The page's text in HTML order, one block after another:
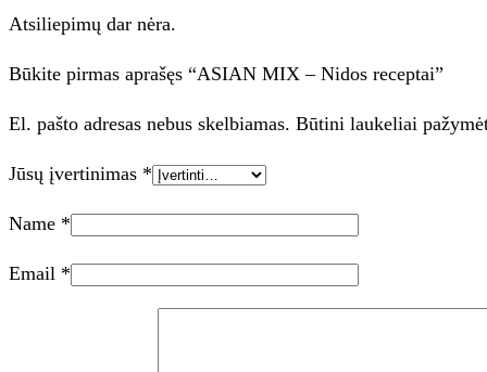
Atsiliepimų dar nėra.
Būkite pirmas aprašęs “ASIAN MIX – Nidos receptai”
El. pašto adresas nebus skelbiamas. Būtini laukeliai
Jūsų įvertinimas *
Name *
Email *